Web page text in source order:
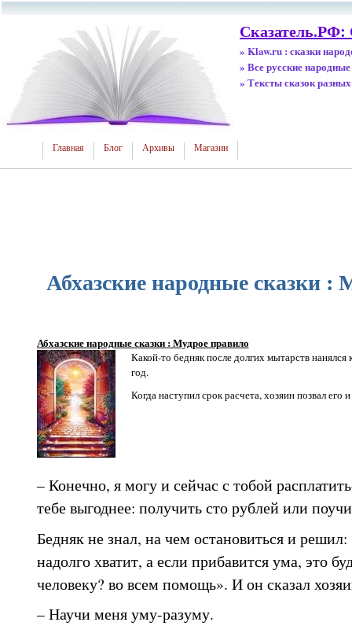
Сказатель.РФ:
» Klaw.ru : сказки
» Все русские народные
» Тексты сказок
Главная Блог Архивы Магазин
Абхазские народные сказки :
Абхазские народные сказки : Мудрое правило
Какой-то бедняк после долгих мытарств
год.
Когда наступил срок расчета, хозяин позвал его и
– Конечно, я могу и сейчас с тобой
тебе выгоднее: получить сто рублей или
Бедняк не знал, на чем остановиться и
надолго хватит, а если прибавится ума, это
человеку? во всем помощь». И он сказал
– Научи меня уму-разуму.